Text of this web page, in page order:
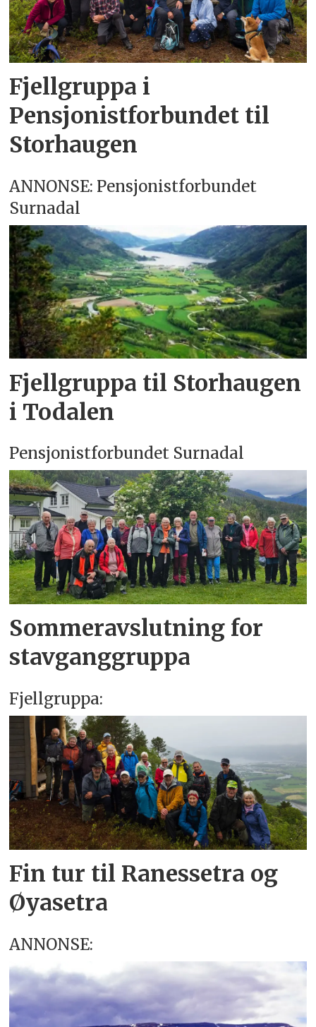
Fjellgruppa i
Pensjonistforbundet til
Storhaugen
ANNONSE: Pensjonistforbundet
Surnadal
Fjellgruppa til Storhaugen
i Todalen
Pensjonistforbundet Surnadal
Sommeravslutning for
stavganggruppa
Fjellgruppa:
Fin tur til Ranessetra og
Øyasetra
ANNONSE: